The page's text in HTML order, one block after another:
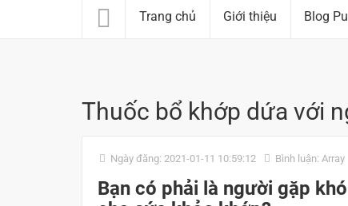
Trang chủ Giới thiệu Blog
Thuốc bổ khớp dứa với
Ngày đăng: 2021-01-11 10:59:12 Bình luận: Array
Bạn có phải là người gặp